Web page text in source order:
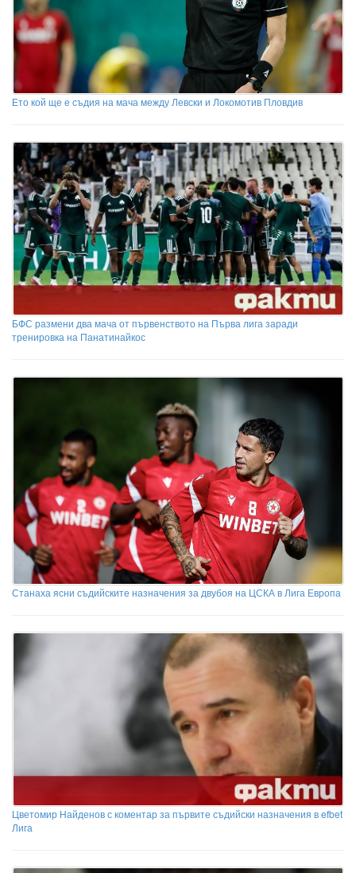
Ето кой ще е съдия на мача между Левски и Локомотив Пловдив
БФС размени два мача от първенството на Първа лига заради
тренировка на Панатинайкос
Станаха ясни съдийските назначения за двубоя на ЦСКА в Лига Европа
Цветомир Найденов с коментар за първите съдийски назначения в efbet
Лига